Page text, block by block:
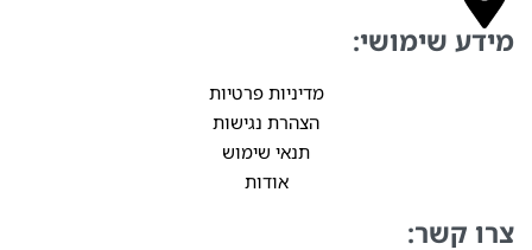
מידע שימושי:
מדיניות פרטיות
הצהרת נגישות
תנאי שימוש
אודות
צרו קשר: